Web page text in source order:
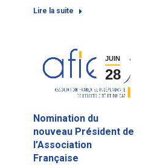
Lire la suite
JUIN
28
Nomination du
nouveau Président de
l’Association
Française